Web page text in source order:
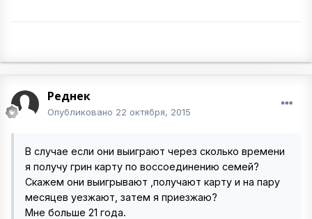
Реднек
Опубликовано 22 октября, 2015
В случае если они выиграют через сколько времени
я получу грин карту по воссоединению семей?
Скажем они выигрывают ,получают карту и на пару
месяцев уезжают, затем я приезжаю?
Мне больше 21 года.